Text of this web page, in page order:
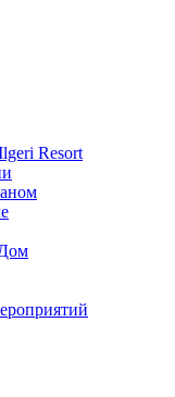
Resort